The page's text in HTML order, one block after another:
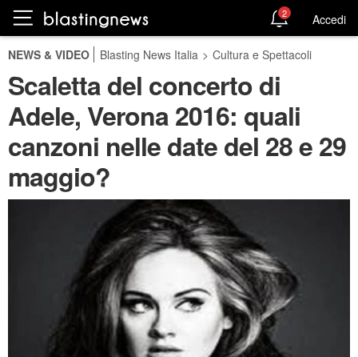
2 Accedi
NEWS & VIDEO Blasting News Italia > Cultura e Spettacoli
Scaletta del concerto di
Adele, Verona 2016: quali
canzoni nelle date del 28 e 29
maggio?